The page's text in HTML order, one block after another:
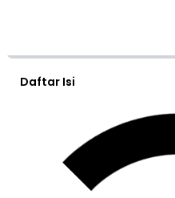
Daftar Isi